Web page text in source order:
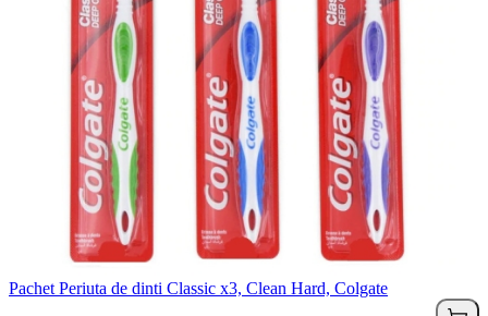
Pachet Periuta de dinti Classic x3, Clean Hard, Colgate